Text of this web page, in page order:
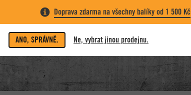
Doprava zdarma na všechny balíky od 1 500 Kč
ANO, SPRÁVNĚ. Ne, vybrat jinou prodejnu.